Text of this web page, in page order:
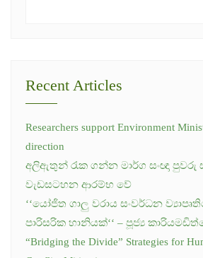
Recent Articles
Researchers support Environment
direction
අලිඇතුන් රැක ගන්න මාර්ග සංඥා පුවරු
වැඩසටහන ආරම්භ වේ
‘‘යෝජිත ගාලු වරාය සංවර්ධන
පාරිසරික හානියක්‘‘ – පූජ්‍ය
“Bridging the Divide” Strategies for